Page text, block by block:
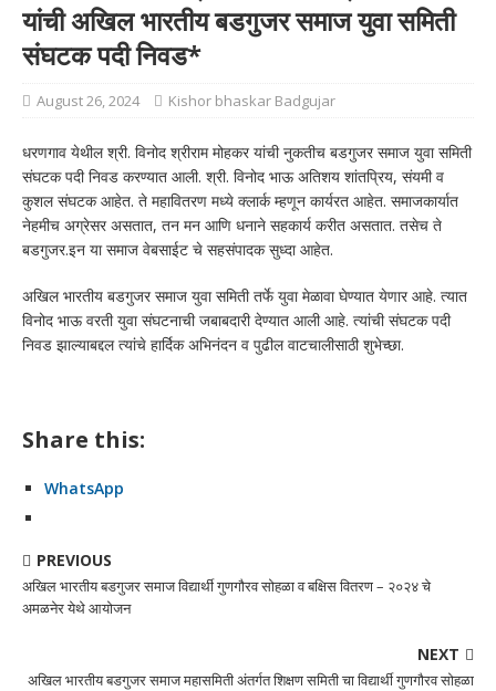
यांची अखिल भारतीय बडगुजर समाज युवा समिती
संघटक पदी निवड*
August 26, 2024 Kishor bhaskar Badgujar
धरणगाव येथील श्री. विनोद श्रीराम मोहकर यांची नुकतीच बडगुजर समाज युवा समिती
संघटक पदी निवड करण्यात आली. श्री. विनोद भाऊ अतिशय शांतप्रिय, संयमी व
कुशल संघटक आहेत. ते महावितरण मध्ये क्लार्क म्हणून कार्यरत आहेत. समाजकार्यात
नेहमीच अग्रेसर असतात, तन मन आणि धनाने सहकार्य करीत असतात. तसेच ते
बडगुजर.इन या समाज वेबसाईट चे सहसंपादक सुध्दा आहेत.
अखिल भारतीय बडगुजर समाज युवा समिती तर्फे युवा मेळावा घेण्यात येणार आहे. त्यात
विनोद भाऊ वरती युवा संघटनाची जबाबदारी देण्यात आली आहे. त्यांची संघटक पदी
निवड झाल्याबद्दल त्यांचे हार्दिक अभिनंदन व पुढील वाटचालीसाठी शुभेच्छा.
Share this:
WhatsApp
PREVIOUS
अखिल भारतीय बडगुजर समाज विद्यार्थी गुणगौरव सोहळा व बक्षिस वितरण – २०२४ चे
अमळनेर येथे आयोजन
NEXT
अखिल भारतीय बडगुजर समाज महासमिती अंतर्गत शिक्षण समिती चा विद्यार्थी गुणगौरव सोहळा